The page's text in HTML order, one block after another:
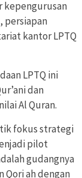
kepengurusan
persiapan
kantor LPTQ
LPTQ ini
dan
Al Quran.
fokus strategi
pilot
gudangnya
Qori ah dengan